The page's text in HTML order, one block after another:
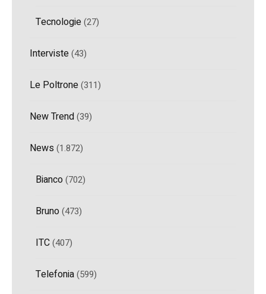
Tecnologie(27)
Interviste(43)
Le Poltrone(311)
New Trend(39)
News (1.872)
Bianco(702)
Bruno(473)
ITC(407)
Telefonia(599)